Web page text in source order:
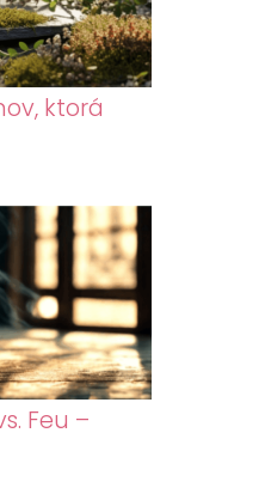
ktorá
Feu –